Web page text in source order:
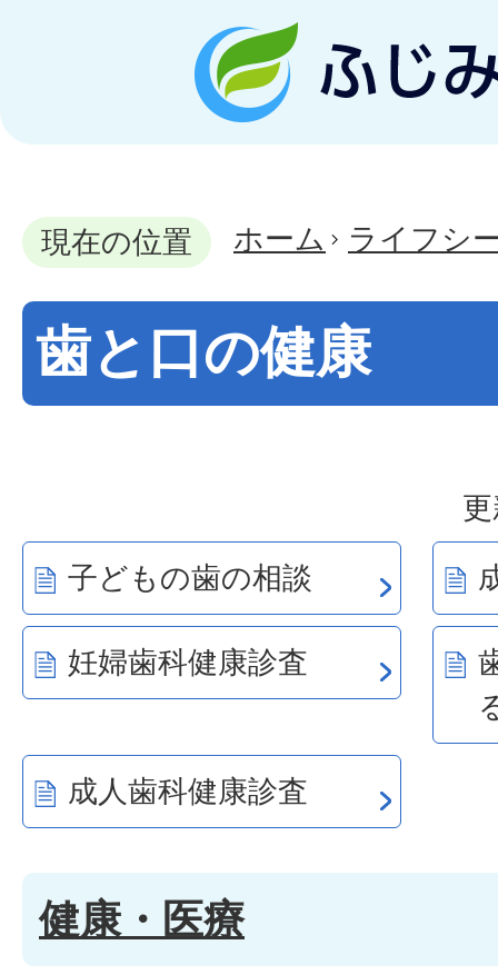
現在の位置 ホーム ライフシ
歯と口の健康
子どもの歯の相談
妊婦歯科健康診査
成人歯科健康診査
健康・医療